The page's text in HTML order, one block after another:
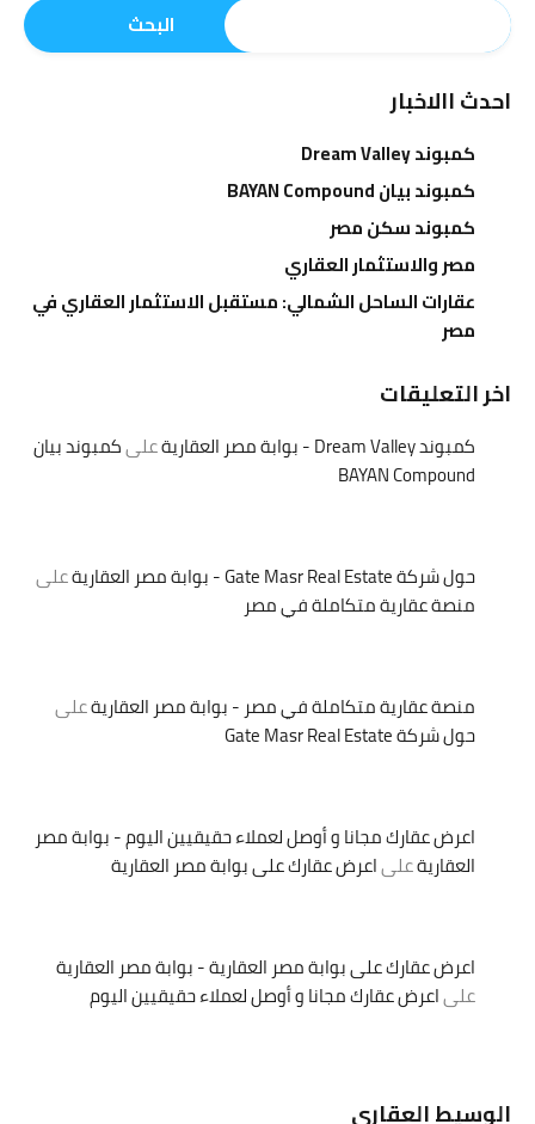
البحث
احدث االاخبار
كمبوند Dream Valley
كمبوند بيان BAYAN Compound
كمبوند سكن مصر
مصر والاستثمار العقاري
عقارات الساحل الشمالي: مستقبل الاستثمار العقاري في
مصر
اخر التعليقات
كمبوند Dream Valley - بوابة مصر العقارية علىكمبوند بيان
BAYAN Compound
حول شركة Gate Masr Real Estate - بوابة مصر العقارية
على
منصة عقارية متكاملة في مصر
منصة عقارية متكاملة في مصر - بوابة مصر العقاريةعلى
حول شركة Gate Masr Real Estate
اعرض عقارك مجانا و أوصل لعملاء حقيقيين اليوم - بوابة مصر
العقاريةعلىاعرض عقارك على بوابة مصر العقارية
اعرض عقارك على بوابة مصر العقارية - بوابة مصر العقارية
علىاعرض عقارك مجانا و أوصل لعملاء حقيقيين اليوم
الوسيط العقاري